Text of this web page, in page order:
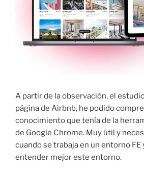
A partir de la observación, el
página de Airbnb, he podido
conocimiento que tenía de la
de Google Chrome. Muy útil y
cuando se trabaja en un entorno FE
entender mejor este entorno.